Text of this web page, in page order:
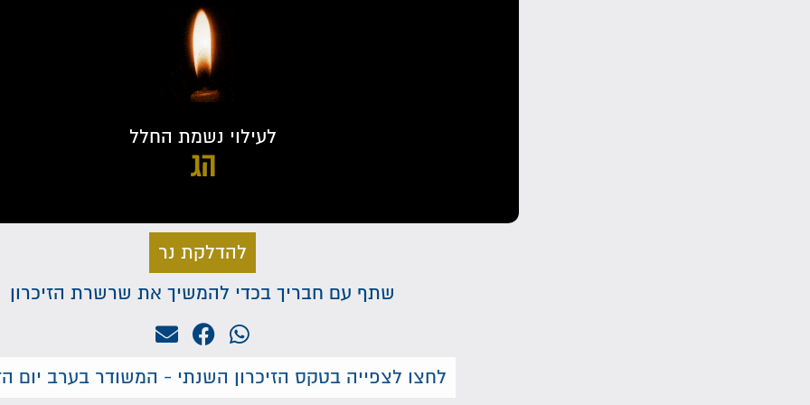
לעילוי נשמת החלל
הג
להדלקת נר
שתף עם חבריך בכדי להמשיך את שרשרת הזיכרון
לחצו לצפייה בטקס הזיכרון השנתי - המשודר בערב יום